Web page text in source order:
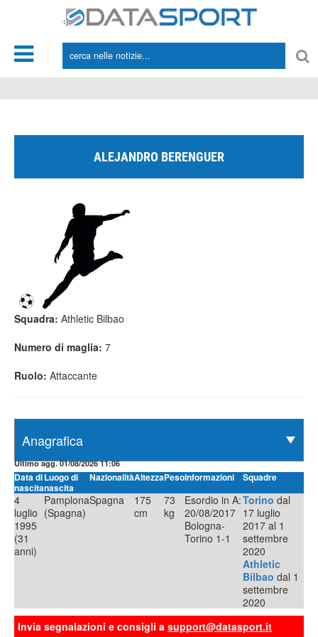
ALEJANDRO BERENGUER
Squadra: Athletic Bilbao
Numero di maglia: 7
Ruolo: Attaccante
Ultimo agg. 01/08/2026 11:06
Data di
nascita
Luogo di
nascita
NazionalitàAltezzaPesoInformazioni Squadre
4
luglio
1995
(31
anni)
Pamplona
(Spagna)
Spagna
175
cm
73
kg
Esordio in A:
20/08/2017
Bologna-
Torino 1-1
Torino dal
17 luglio
2017 al 1
settembre
2020
Athletic
Bilbao dal 1
settembre
2020
Invia segnalazioni e consigli a support@datasport.it